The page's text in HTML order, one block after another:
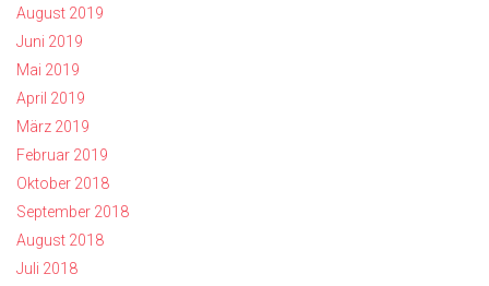
August 2019
Juni 2019
Mai 2019
April 2019
März 2019
Februar 2019
Oktober 2018
September 2018
August 2018
Juli 2018